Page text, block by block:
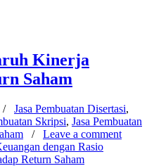
Kinerja
Saham
/ Jasa Pembuatan Disertasi,
Skripsi, Jasa Pembuatan
/ Leave a comment
dengan Rasio
Return Saham